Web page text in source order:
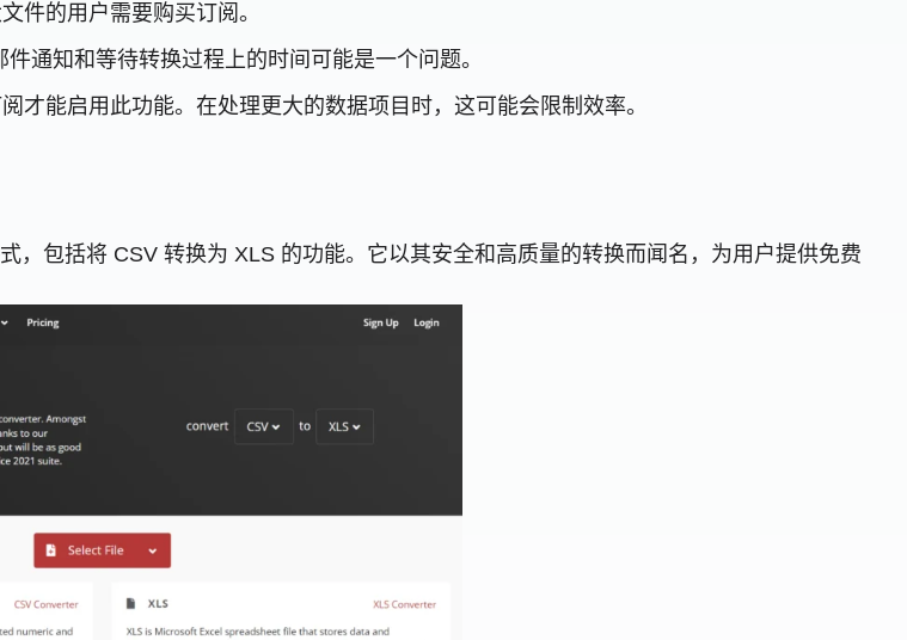
件的用户需要购买订阅。
通知和等待转换过程上的时间可能是一个问题。
能启用此功能。在处理更大的数据项目时，这可能会限制效率。
，包括将 CSV 转换为 XLS 的功能。它以其安全和高质量的转换而闻名，为用户提供免费